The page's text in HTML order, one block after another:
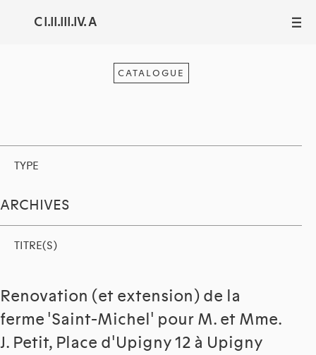
C I.II.III.IV. A III
CATALOGUE
TYPE
ARCHIVES
TITRE(S)
Renovation (et extension) de la
ferme 'Saint-Michel' pour M. et Mme.
J. Petit, Place d'Upigny 12 à Upigny